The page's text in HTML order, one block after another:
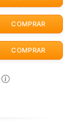
COMPRAR
COMPRAR